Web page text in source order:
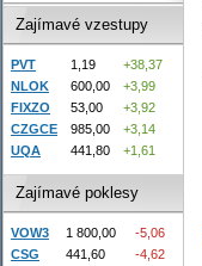
Zajímavé vzestupy
PVT 1,19
+38,37
NLOK
600,00
+3,99
FIXZO
53,00
+3,92
CZGCE
985,00
+3,14
UQA
441,80 +1,61
Zajímavé poklesy
VOW3 1 800,00
-5,06
CSG
441,60
-4,62